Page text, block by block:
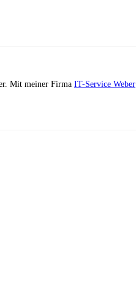
Mit meiner Firma IT-Service Weber